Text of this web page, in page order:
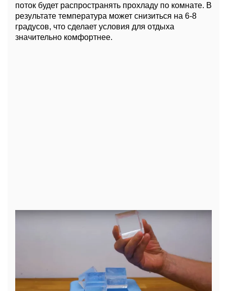
поток будет распространять прохладу по комнате. В
результате температура может снизиться на 6-8
градусов, что сделает условия для отдыха
значительно комфортнее.